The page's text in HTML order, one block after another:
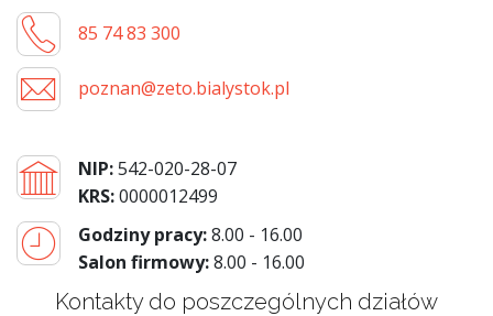
85 74 83 300
poznan@zeto.bialystok.pl
NIP:542-020-28-07
KRS:0000012499
Godziny pracy:8.00 - 16.00
Salon firmowy:8.00 - 16.00
Kontakty do poszczególnych działów